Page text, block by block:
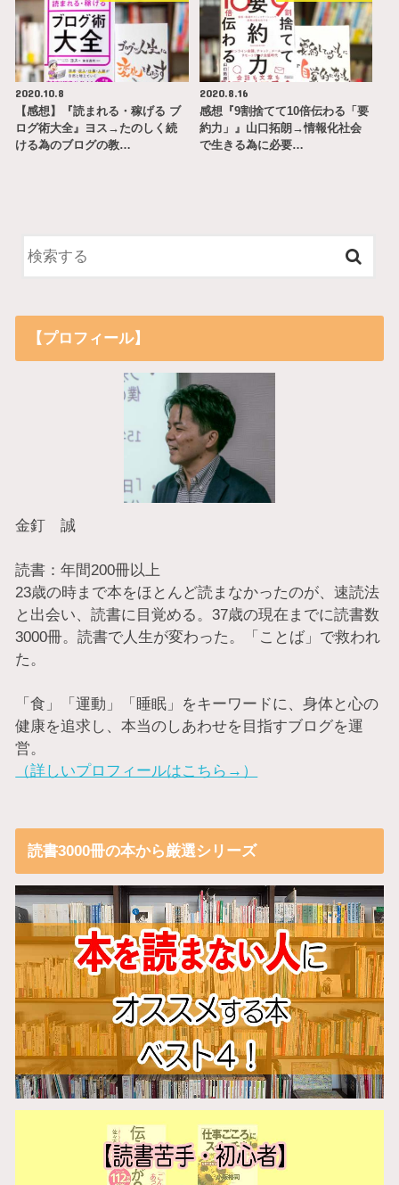
2020.10.8
【感想】『読まれる・稼げる ブ
ログ術大全』ヨス→たのしく続
ける為のブログの教…
2020.8.16
感想『9割捨てて10倍伝わる「要
約力」』山口拓朗→情報化社会
で生きる為に必要…
【プロフィール】
金釘 誠
読書：年間200冊以上
23歳の時まで本をほとんど読まなかったのが、速読法
と出会い、読書に目覚める。37歳の現在までに読書数
3000冊。読書で人生が変わった。「ことば」で救われ
た。
「食」「運動」「睡眠」をキーワードに、身体と心の
健康を追求し、本当のしあわせを目指すブログを運
営。
（詳しいプロフィールはこちら→）
読書3000冊の本から厳選シリーズ